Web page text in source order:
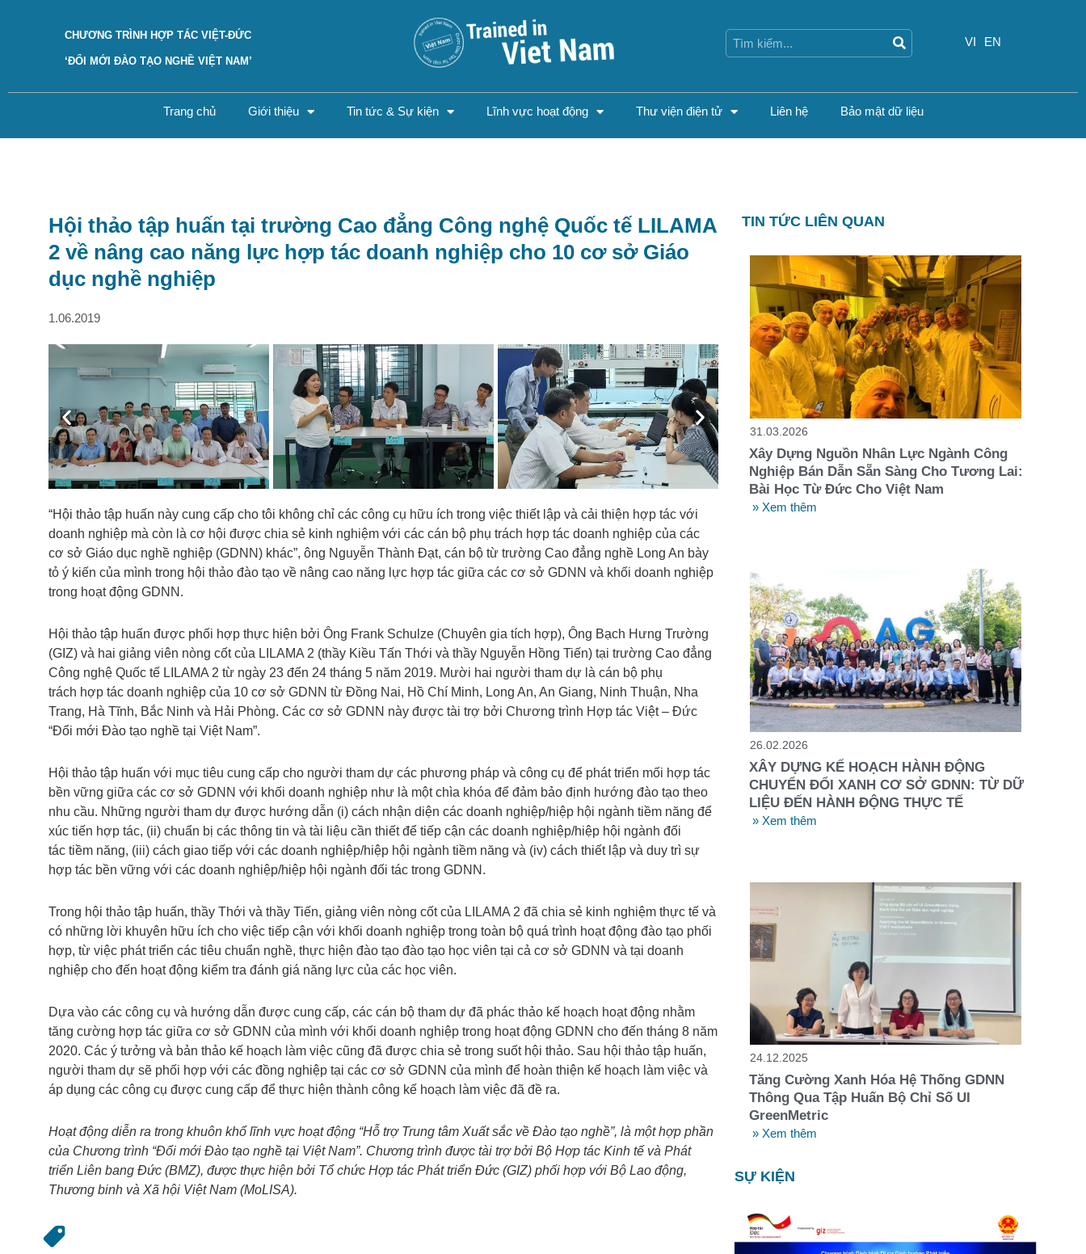
CHƯƠNG TRÌNH HỢP TÁC VIỆT-ĐỨC
‘ĐỔI MỚI ĐÀO TẠO NGHỀ VIỆT NAM’
VI
EN
Trang chủ Giới thiệu Tin tức & Sự kiện Lĩnh vực hoạt động Thư viện điện tử Liên hệ Bảo mật dữ liệu
Hội thảo tập huấn tại trường Cao đẳng Công nghệ Quốc tế LILAMA
2 về nâng cao năng lực hợp tác doanh nghiệp cho 10 cơ sở Giáo
dục nghề nghiệp
1.06.2019
Previous Next
“Hội thảo tập huấn này cung cấp cho tôi không chỉ các công cụ hữu ích trong việc thiết lập và cải thiện hợp tác với
doanh nghiệp mà còn là cơ hội được chia sẻ kinh nghiệm với các cán bộ phụ trách hợp tác doanh nghiệp của các
cơ sở Giáo dục nghề nghiệp (GDNN) khác”, ông Nguyễn Thành Đạt, cán bộ từ trường Cao đẳng nghề Long An bày
tỏ ý kiến của mình trong hội thảo đào tạo về nâng cao năng lực hợp tác giữa các cơ sở GDNN và khối doanh nghiệp
trong hoạt động GDNN.
Hội thảo tập huấn được phối hợp thực hiện bởi Ông Frank Schulze (Chuyên gia tích hợp), Ông Bạch Hưng Trường
(GIZ) và hai giảng viên nòng cốt của LILAMA 2 (thầy Kiều Tấn Thới và thầy Nguyễn Hồng Tiến) tại trường Cao đẳng
Công nghệ Quốc tế LILAMA 2 từ ngày 23 đến 24 tháng 5 năm 2019. Mười hai người tham dự là cán bộ phụ
trách hợp tác doanh nghiệp của 10 cơ sở GDNN từ Đồng Nai, Hồ Chí Minh, Long An, An Giang, Ninh Thuận, Nha
Trang, Hà Tĩnh, Bắc Ninh và Hải Phòng. Các cơ sở GDNN này được tài trợ bởi Chương trình Hợp tác Việt – Đức
“Đổi mới Đào tạo nghề tại Việt Nam”.
Hội thảo tập huấn với mục tiêu cung cấp cho người tham dự các phương pháp và công cụ để phát triển mối hợp tác
bền vững giữa các cơ sở GDNN với khối doanh nghiệp như là một chìa khóa để đảm bảo định hướng đào tạo theo
nhu cầu. Những người tham dự được hướng dẫn (i) cách nhận diện các doanh nghiệp/hiệp hội ngành tiềm năng để
xúc tiến hợp tác, (ii) chuẩn bị các thông tin và tài liệu cần thiết để tiếp cận các doanh nghiệp/hiệp hội ngành đối
tác tiềm năng, (iii) cách giao tiếp với các doanh nghiệp/hiệp hội ngành tiềm năng và (iv) cách thiết lập và duy trì sự
hợp tác bền vững với các doanh nghiệp/hiệp hội ngành đối tác trong GDNN.
Trong hội thảo tập huấn, thầy Thới và thầy Tiến, giảng viên nòng cốt của LILAMA 2 đã chia sẻ kinh nghiệm thực tế và
có những lời khuyên hữu ích cho việc tiếp cận với khối doanh nghiệp trong toàn bộ quá trình hoạt động đào tạo phối
hợp, từ việc phát triển các tiêu chuẩn nghề, thực hiện đào tạo đào tạo học viên tại cả cơ sở GDNN và tại doanh
nghiệp cho đến hoạt động kiểm tra đánh giá năng lực của các học viên.
Dựa vào các công cụ và hướng dẫn được cung cấp, các cán bộ tham dự đã phác thảo kế hoạch hoạt động nhằm
tăng cường hợp tác giữa cơ sở GDNN của mình với khối doanh nghiệp trong hoạt động GDNN cho đến tháng 8 năm
2020. Các ý tưởng và bản thảo kế hoạch làm việc cũng đã được chia sẻ trong suốt hội thảo. Sau hội thảo tập huấn,
người tham dự sẽ phối hợp với các đồng nghiệp tại các cơ sở GDNN của mình để hoàn thiện kế hoạch làm việc và
áp dụng các công cụ được cung cấp để thực hiện thành công kế hoạch làm việc đã đề ra.
Hoạt động diễn ra trong khuôn khổ lĩnh vực hoạt động “Hỗ trợ Trung tâm Xuất sắc về Đào tạo nghề”, là một hợp phần
của Chương trình “Đổi mới Đào tạo nghề tại Việt Nam”. Chương trình được tài trợ bởi Bộ Hợp tác Kinh tế và Phát
triển Liên bang Đức (BMZ), được thực hiện bởi Tổ chức Hợp tác Phát triển Đức (GIZ) phối hợp với Bộ Lao động,
Thương binh và Xã hội Việt Nam (MoLISA).
TIN TỨC LIÊN QUAN
31.03.2026
Xây Dựng Nguồn Nhân Lực Ngành Công
Nghiệp Bán Dẫn Sẵn Sàng Cho Tương Lai:
Bài Học Từ Đức Cho Việt Nam
» Xem thêm
26.02.2026
XÂY DỰNG KẾ HOẠCH HÀNH ĐỘNG
CHUYỂN ĐỔI XANH CƠ SỞ GDNN: TỪ DỮ
LIỆU ĐẾN HÀNH ĐỘNG THỰC TẾ
» Xem thêm
24.12.2025
Tăng Cường Xanh Hóa Hệ Thống GDNN
Thông Qua Tập Huấn Bộ Chỉ Số UI
GreenMetric
» Xem thêm
SỰ KIỆN